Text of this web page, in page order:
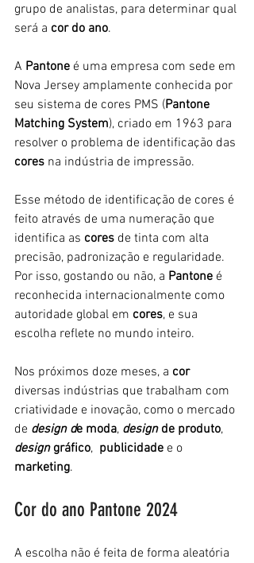
grupo de analistas, para determinar qual
será a cor do ano.
A Pantone é uma empresa com sede em
Nova Jersey amplamente conhecida por
seu sistema de cores PMS (Pantone
Matching System), criado em 1963 para
resolver o problema de identificação das
cores na indústria de impressão.
Esse método de identificação de cores é
feito através de uma numeração que
identifica as cores de tinta com alta
precisão, padronização e regularidade.
Por isso, gostando ou não, a Pantone é
reconhecida internacionalmente como
autoridade global em cores, e sua
escolha reflete no mundo inteiro.
Nos próximos doze meses, a cor
diversas indústrias que trabalham com
criatividade e inovação, como o mercado
de design de moda, design de produto,
design gráfico, publicidade e o
marketing.
Cor do ano Pantone 2024
A escolha não é feita de forma aleatória